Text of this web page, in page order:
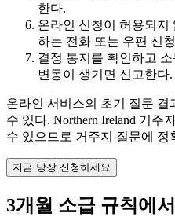
한다.
온라인 신청이 허용되지
하는 전화 또는 우편 신
결정 통지를 확인하고
변동이 생기면 신고한다.
온라인 서비스의 초기 질문
수 있다. Northern Ireland 거주
수 있으므로 거주지 질문에 정
지금 당장 신청하세요
3개월 소급 규칙에